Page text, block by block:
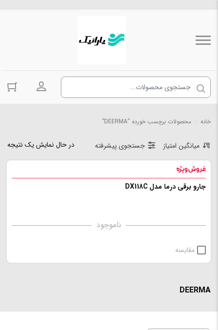
ورود به
خانه محصولات برچسب خورده “DEERMA”
در حال نمایش یک نتیجه میانگین امتیاز جستجوی پیشرفته
جارو برقی درما مدل DX118C
ناموجود
مقایسه
DEERMA